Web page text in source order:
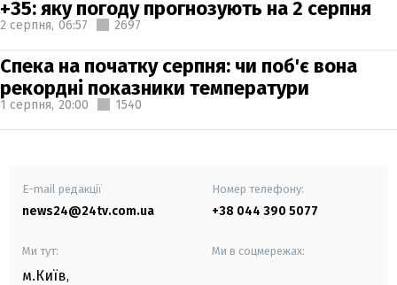
+35: яку погоду прогнозують на 2 серпня
2 серпня, 06:57 2697
Спека на початку серпня: чи поб'є вона
рекордні показники температури
1 серпня, 20:00 1540
E-mail редакції
news24@24tv.com.ua
Номер телефону:
+38 044 390 5077
Ми тут:
м.Київ,
Ми в соцмережах: